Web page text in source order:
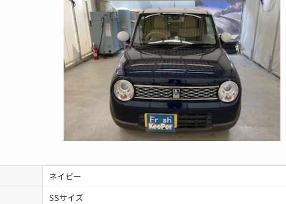
ネイビー
SSサイズ